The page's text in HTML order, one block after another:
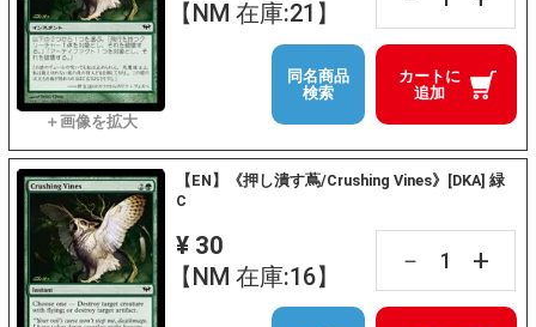
【NM 在庫:21】
カートに
追加
同名商品
検索
【EN】《押し潰す蔦/Crushing Vines》[DKA] 緑
C
¥ 30
【NM 在庫:16】
－ +